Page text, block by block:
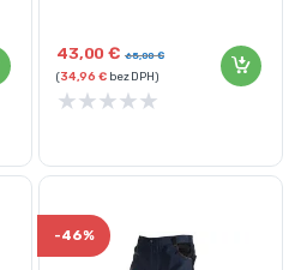
43,00€ 65,00€
(34,96€bez DPH)
★★★★★
-46%